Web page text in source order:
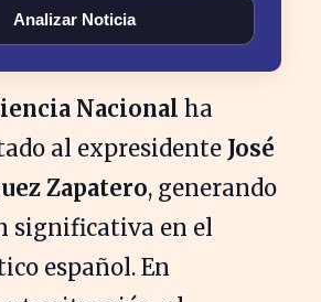
Analizar Noticia
Nacional ha
al expresidente José
Zapatero, generando
significativa en el
español. En